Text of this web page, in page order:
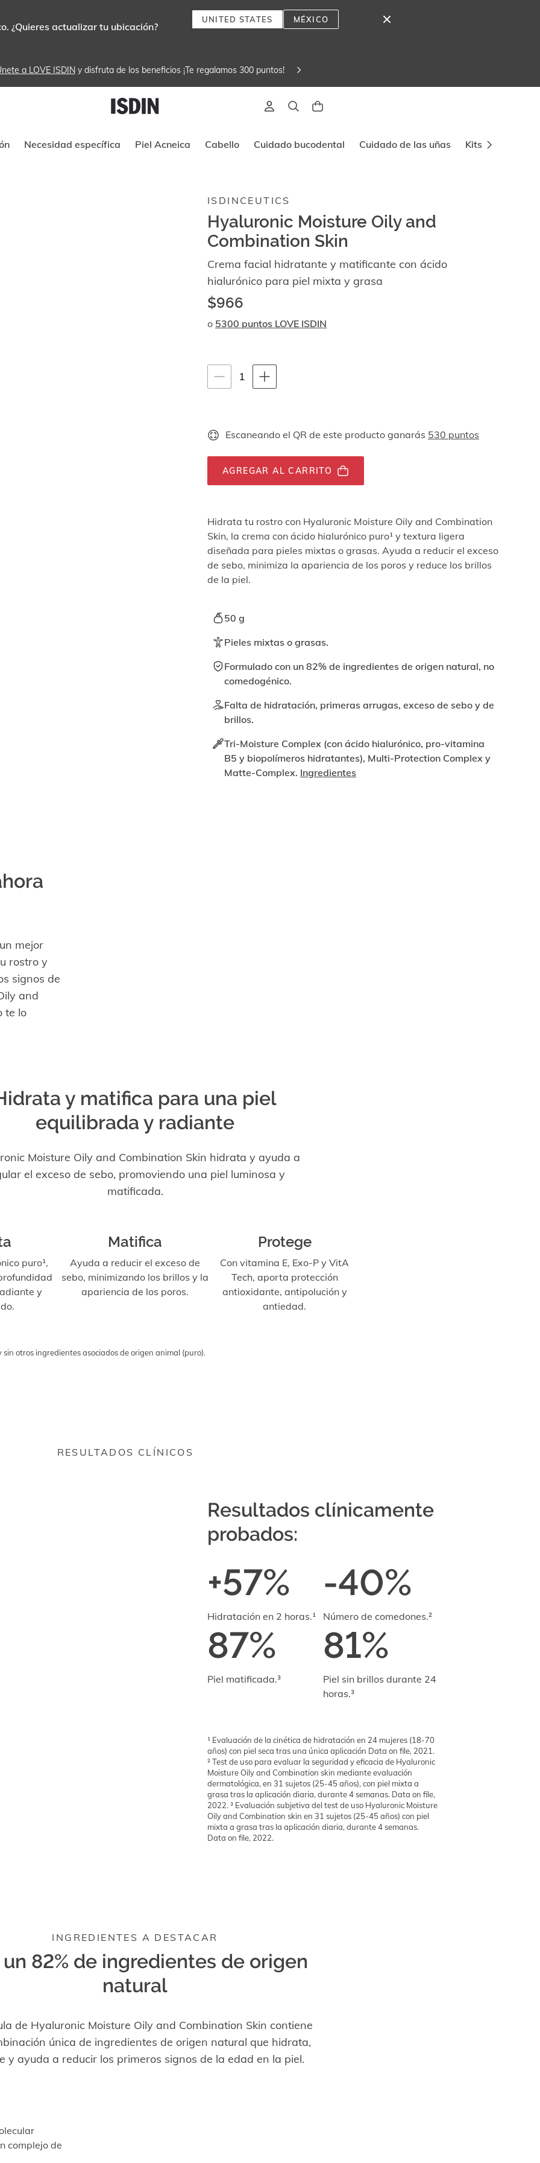
¿Quieres actualizar tu ubicación?
UNITED STATES MÉXICO
a LOVE ISDIN y disfruta de los beneficios ¡Te regalamos 300 puntos!
Instrucciones de navegación por teclado
Necesidad específica Piel Acneica Cabello Cuidado bucodental Cuidado de las uñas Kits y viajes
ISDINCEUTICS
Hyaluronic Moisture Oily and
Combination Skin
Crema facial hidratante y matificante con ácido
hialurónico para piel mixta y grasa
$966
o 5300 puntos LOVE ISDIN
Instrucciones de navegación por teclado
1
unidades
Escaneando el QR de este producto ganarás 530 puntos
AGREGAR AL CARRITO
Hidrata tu rostro con Hyaluronic Moisture Oily and Combination
Skin, la crema con ácido hialurónico puro¹ y textura ligera
diseñada para pieles mixtas o grasas. Ayuda a reducir el exceso
de sebo, minimiza la apariencia de los poros y reduce los brillos
de la piel.
50 g
Pieles mixtas o grasas.
Formulado con un 82% de ingredientes de origen natural, no
comedogénico.
Falta de hidratación, primeras arrugas, exceso de sebo y de
brillos.
Tri-Moisture Complex (con ácido hialurónico, pro-vitamina
B5 y biopolímeros hidratantes), Multi-Protection Complex y
Matte-Complex. Ingredientes
mejor
rostro y
signos de
and
te lo
y matifica para una piel
equilibrada y radiante
Moisture Oily and Combination Skin hidrata y ayuda a
el exceso de sebo, promoviendo una piel luminosa y
matificada.
puro¹,
y
Matifica
Ayuda a reducir el exceso de
sebo, minimizando los brillos y la
apariencia de los poros.
Protege
Con vitamina E, Exo-P y VitA
Tech, aporta protección
antioxidante, antipolución y
antiedad.
sin otros ingredientes asociados de origen animal (puro).
RESULTADOS CLÍNICOS
Resultados clínicamente
probados:
+57%
Hidratación en 2 horas.¹
-40%
Número de comedones.²
87%
Piel matificada.³
81%
Piel sin brillos durante 24
horas.³
¹ Evaluación de la cinética de hidratación en 24 mujeres (18-70
años) con piel seca tras una única aplicación Data on file, 2021.
² Test de uso para evaluar la seguridad y eficacia de Hyaluronic
Moisture Oily and Combination skin mediante evaluación
dermatológica, en 31 sujetos (25-45 años), con piel mixta a
grasa tras la aplicación diaria, durante 4 semanas. Data on file,
2022. ³ Evaluación subjetiva del test de uso Hyaluronic Moisture
Oily and Combination skin en 31 sujetos (25-45 años) con piel
mixta a grasa tras la aplicación diaria, durante 4 semanas.
Data on file, 2022.
INGREDIENTES A DESTACAR
un 82% de ingredientes de origen
natural
de Hyaluronic Moisture Oily and Combination Skin contiene
única de ingredientes de origen natural que hidrata,
y ayuda a reducir los primeros signos de la edad en la piel.
complejo de